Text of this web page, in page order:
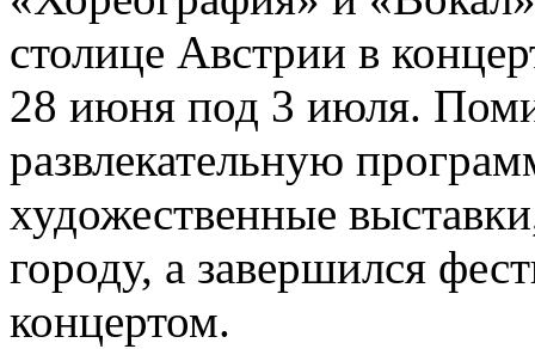
столице Австрии в
28 июня под 3 июля.
развлекательную
художественные
городу, а завершился
концертом.